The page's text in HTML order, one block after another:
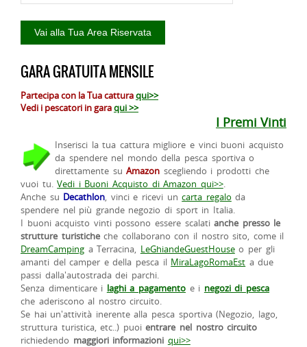
GARA GRATUITA MENSILE
Partecipa con la Tua catturaqui>>
Vedi i pescatori in garaqui >>
I Premi Vinti
Inserisci la tua cattura migliore e vinci buoni acquisto
da spendere nel mondo della pesca sportiva o
direttamente suAmazon scegliendo i prodotti che
vuoi tu.Vedi i Buoni Acquisto di Amazon qui>>.
Anche su Decathlon, vinci e ricevi uncarta regalo da
spendere nel più grande negozio di sport in Italia.
I buoni acquisto vinti possono essere scalatianche presso le
strutture turisticheche collaborano con il nostro sito, come il
DreamCamping a Terracina, LeGhiandeGuestHouseo per gli
amanti del camper e della pesca il MiraLagoRomaEst a due
passi dalla'autostrada dei parchi.
Senza dimenticare i laghi a pagamento e i negozi di pesca
che aderiscono al nostro circuito.
Se hai un'attività inerente alla pesca sportiva (Negozio, lago,
struttura turistica, etc..) puoientrare nel nostro circuito
richiedendo maggiori informazioni qui>>